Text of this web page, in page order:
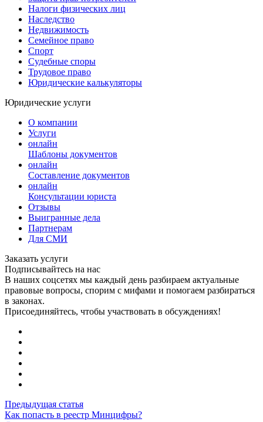
Налоги физических лиц
Наследство
Недвижимость
Семейное право
Спорт
Судебные споры
Трудовое право
Юридические калькуляторы
Юридические услуги
О компании
Услуги
онлайн
Шаблоны документов
онлайн
Составление документов
онлайн
Консультации юриста
Отзывы
Выигранные дела
Партнерам
Для СМИ
Заказать услуги
Подписывайтесь на нас
В наших соцсетях мы каждый день разбираем актуальные
правовые вопросы, спорим с мифами и помогаем разбираться
в законах.
Присоединяйтесь, чтобы участвовать в обсуждениях!
Предыдущая статья
Как попасть в реестр Минцифры?